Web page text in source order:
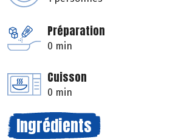
Préparation
0 min
Cuisson
0 min
Ingrédients